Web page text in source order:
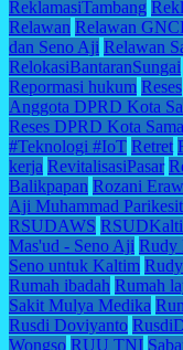
ReklamasiTambang
Relawan Relawan
dan Seno Aji Relawan
RelokasiBantaranSungai
Repormasi hukum Reses
Anggota DPRD Kota
Reses DPRD Kota
#Teknologi #IoT Retret
kerja RevitalisasiPasar
Balikpapan Rozani
Aji Muhammad Parikesit
RSUDAWS
Mas'ud - Seno Aji Rudy
Seno untuk Kaltim
Rumah ibadah Rumah
Sakit Mulya Medika
Rusdi Doviyanto
Wongso RUU TNI